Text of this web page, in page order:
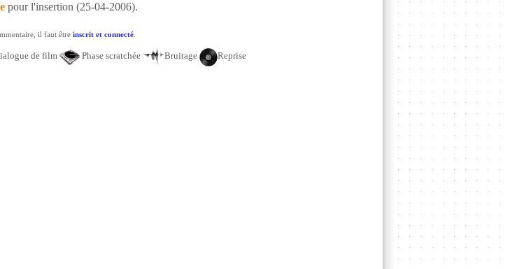
pour l'insertion (25-04-2006).
il faut être inscrit et connecté.
de film Phase scratchée Bruitage Reprise